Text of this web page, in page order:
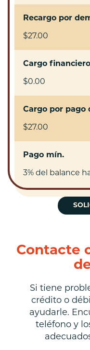
Recargo por
$27.00
Cargo
$0.00
Cargo por pago
$27.00
Pago mín.
3% del balance
Contacte
Si tiene
crédito o
ayudarle.
teléfono y